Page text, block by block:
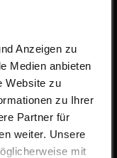
Anzeigen zu
Medien anbieten
Website zu
zu Ihrer
Partner für
weiter. Unsere
mit